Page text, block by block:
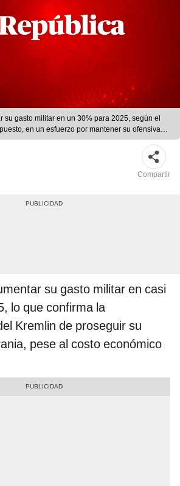
su gasto militar en un 30% para 2025, según el
en un esfuerzo por mantener su ofensiva
alcanzará aproximadamente 13,5 billones de
Compartir
su gasto militar en casi
lo que confirma la
Kremlin de proseguir su
pese al costo económico